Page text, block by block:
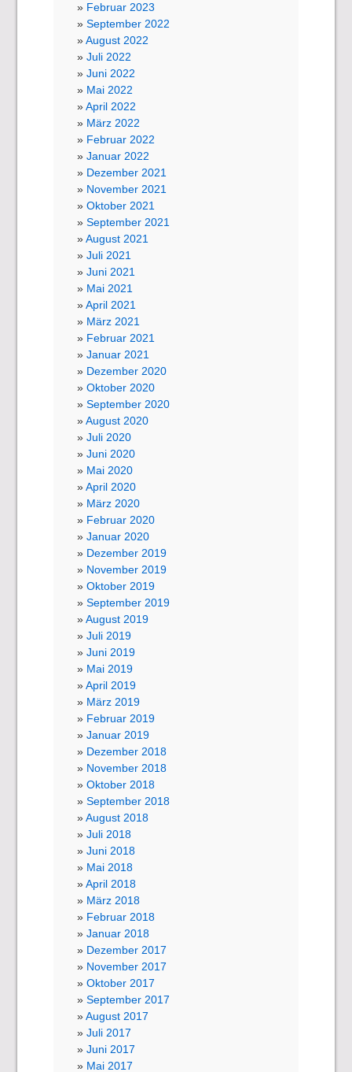
Februar 2023
September 2022
August 2022
Juli 2022
Juni 2022
Mai 2022
April 2022
März 2022
Februar 2022
Januar 2022
Dezember 2021
November 2021
Oktober 2021
September 2021
August 2021
Juli 2021
Juni 2021
Mai 2021
April 2021
März 2021
Februar 2021
Januar 2021
Dezember 2020
Oktober 2020
September 2020
August 2020
Juli 2020
Juni 2020
Mai 2020
April 2020
März 2020
Februar 2020
Januar 2020
Dezember 2019
November 2019
Oktober 2019
September 2019
August 2019
Juli 2019
Juni 2019
Mai 2019
April 2019
März 2019
Februar 2019
Januar 2019
Dezember 2018
November 2018
Oktober 2018
September 2018
August 2018
Juli 2018
Juni 2018
Mai 2018
April 2018
März 2018
Februar 2018
Januar 2018
Dezember 2017
November 2017
Oktober 2017
September 2017
August 2017
Juli 2017
Juni 2017
Mai 2017